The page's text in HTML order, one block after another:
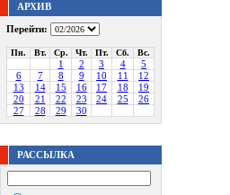
АРХИВ
Перейти:
Пн. Вт. Ср. Чт. Пт. Сб. Вс.
1 2 3 4
5
6
7 8 9 10 11
12
13
14 15 16 17 18
19
20
21 22 23 24 25
26
27
28 29 30
РАССЫЛКА